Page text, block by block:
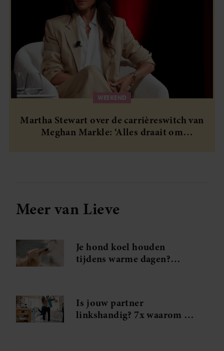
WEEKEND
Martha Stewart over de carrièreswitch van
Meghan Markle: ‘Alles draait om
Meer van Lieve
Je hond koel houden
tijdens warme dagen?
Is jouw partner
linkshandig? 7x waarom je